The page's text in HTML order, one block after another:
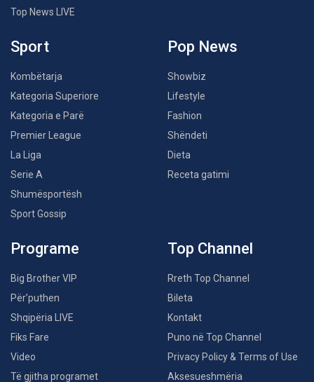
Top News LIVE
Sport
Kombëtarja
Kategoria Superiore
Kategoria e Parë
Premier League
La Liga
Serie A
Shumësportësh
Sport Gossip
Pop News
Showbiz
Lifestyle
Fashion
Shëndeti
Dieta
Receta gatimi
Programe
Big Brother VIP
Për’puthen
Shqipëria LIVE
Fiks Fare
Video
Të gjitha programet
Top Channel
Rreth Top Channel
Bileta
Kontakt
Puno në Top Channel
Privacy Policy & Terms of Use
Aksesueshmëria